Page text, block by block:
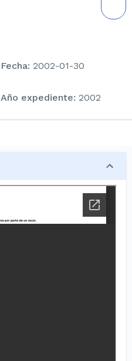
Fecha: 2002-01-30
Año expediente: 2002